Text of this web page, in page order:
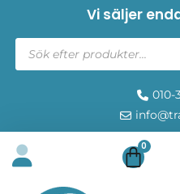
Vi säljer
010-
0